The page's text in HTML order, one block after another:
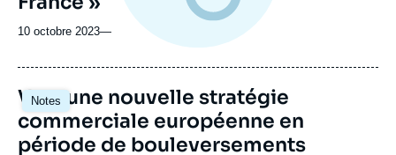
10 octobre 2023—
Notes
Image
principale
Vers une nouvelle stratégie
commerciale européenne en
période de bouleversements